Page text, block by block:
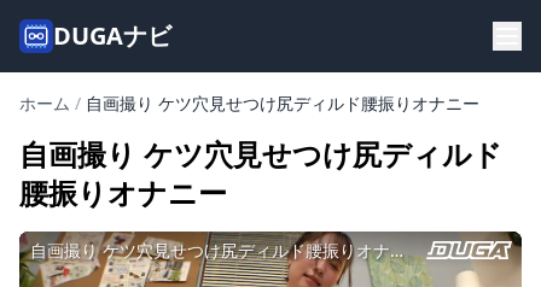
DUGAナビ
ホーム / 自画撮り ケツ穴見せつけ尻ディルド腰振りオナニー
自画撮り ケツ穴見せつけ尻ディルド
腰振りオナニー